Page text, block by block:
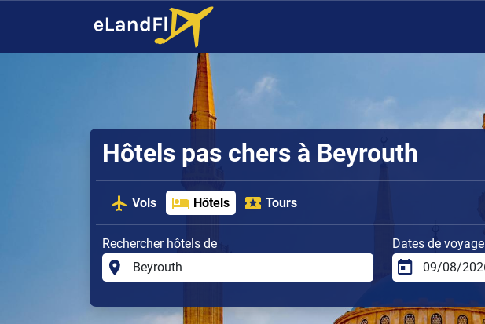
Hôtels pas chers à Beyrouth
Vols Hôtels Tours
Rechercher hôtels de Dates de voyage